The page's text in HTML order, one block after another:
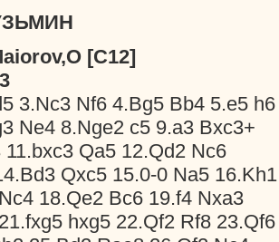
[C12]
3.Nc3 Nf6 4.Bg5 Bb4 5.e5 h6
Ne4 8.Nge2 c5 9.a3 Bxc3+
Qa5 12.Qd2 Nc6
Qxc5 15.0-0 Na5 16.Kh1
18.Qe2 Bc6 19.f4 Nxa3
hxg5 22.Qf2 Rf8 23.Qf6